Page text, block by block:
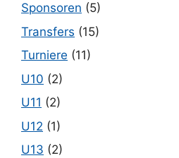
Sponsoren (5)
Transfers (15)
Turniere (11)
U10 (2)
U11 (2)
U12 (1)
U13 (2)